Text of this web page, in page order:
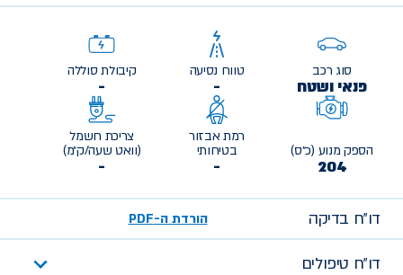
סוג רכב
פנאי ושטח
טווח נסיעה
-
קיבולת סוללה
-
הספק מנוע (כ״ס)
204
רמת אבזור
בטיחותי
-
צריכת חשמל
(וואט שעה/ק״מ)
-
דו״ח בדיקה הורדת ה-PDF
דו״ח טיפולים